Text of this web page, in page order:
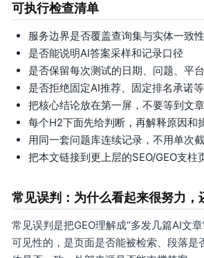
可执行检查清单
服务边界是否覆盖查询集与实体一致性
是否能说明AI答案采样和记录口径
是否保留每次测试的日期、问题、平
是否拒绝固定AI推荐、固定排名承诺
把核心结论放在第一屏，不要等到文
每个H2下面先给判断，再解释原因和
用同一套问题库连续记录，不用单次
把本文链接到更上层的SEO/GEO支柱
常见误判：为什么看起来很努力，
常见误判是把GEO理解成“多发几篇AI文
可见性的，是页面是否能被检索、段落是